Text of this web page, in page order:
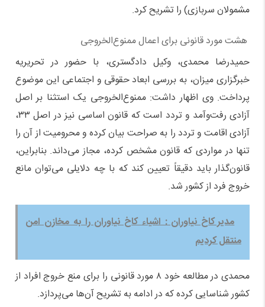
مشمولان سربازی) را تشریح کرد.
هشت مورد قانونی برای اعمال ممنوع‌الخروجی
حمیدرضا محمدی، وکیل دادگستری، با حضور در تحریریه
خبرگزاری میزان، به بررسی ابعاد حقوقی و اجتماعی این موضوع
پرداخت. وی اظهار داشت: ممنوع‌الخروجی یک استثنا بر اصل
آزادی رفت‌وآمد و تردد است که قانون اساسی نیز در اصل ۳۳،
آزادی اقامت و تردد را به صراحت بیان کرده و محرومیت از آن را
تنها در مواردی که قانون مشخص کرده، مجاز می‌داند. بنابراین،
قانون‌گذار باید دقیقاً تعیین کند که با چه دلایلی می‌توان مانع
خروج فرد از کشور شد.
مدیر کاخ نیاوران : اشیاء کاخ نیاوران را به مخازن امن
منتقل کردیم
محمدی در مطالعه خود ۸ مورد قانونی را برای منع خروج افراد از
کشور شناسایی کرده که در ادامه به تشریح آن‌ها می‌پردازد.